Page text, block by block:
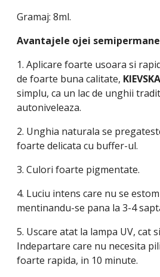
Gramaj: 8ml.
Avantajele ojei
1. Aplicare foarte usoara si
de foarte buna calitate,
simplu, ca un lac de unghii
autoniveleaza.
2. Unghia naturala se
foarte delicata cu buffer-ul.
3. Culori foarte pigmentate.
4. Luciu intens care nu se
mentinandu-se pana la 3-4
5. Uscare atat la lampa UV, cat
Indepartare care nu necesita
foarte rapida, in 10 minute.